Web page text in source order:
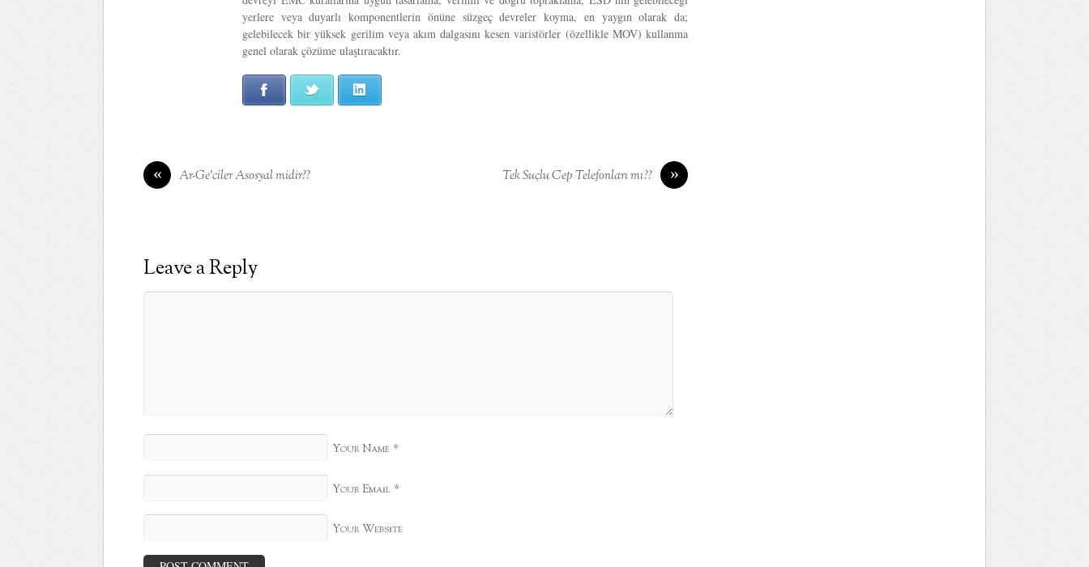
yerlere veya duyarlı komponentlerin önüne süzgeç devreler koyma, en yaygın olarak da;
gelebilecek bir yüksek gerilim veya akım dalgasını kesen varistörler (özellikle MOV) kullanma
genel olarak çözüme ulaştıracaktır.
Facebook Twitter
« Ar-Ge’ciler Asosyal midir?? »
Tek Suçlu Cep Telefonları mı??
Leave a Reply
Your Name *
Your Email *
Your Website